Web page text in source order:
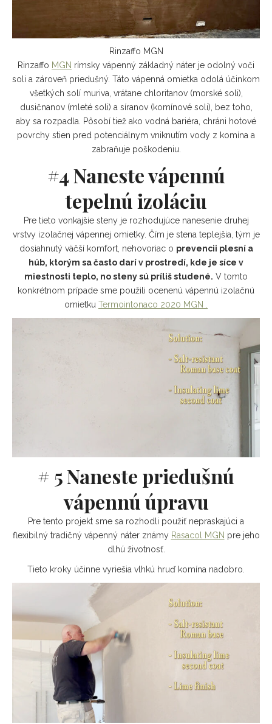
Rinzaffo MGN
Rinzaffo MGN rímsky vápenný základný náter je odolný voči
soli a zároveň priedušný. Táto vápenná omietka odolá účinkom
všetkých solí muriva, vrátane chloritanov (morské soli),
dusičnanov (mleté ​​soli) a síranov (komínové soli), bez toho,
aby sa rozpadla. Pôsobí tiež ako vodná bariéra, chráni hotové
povrchy stien pred potenciálnym vniknutím vody z komína a
zabraňuje poškodeniu.
#4 Naneste vápennú
tepelnú izoláciu
Pre tieto vonkajšie steny je rozhodujúce nanesenie druhej
vrstvy izolačnej vápennej omietky. Čím je stena teplejšia, tým je
dosiahnutý väčší komfort, nehovoriac o prevencii plesní a
húb, ktorým sa často darí v prostredí, kde je síce v
miestnosti teplo, no steny sú príliš studené. V tomto
konkrétnom prípade sme použili ocenenú vápennú izolačnú
omietku Termointonaco 2020 MGN .
# 5 Naneste priedušnú
vápennú úpravu
Pre tento projekt sme sa rozhodli použiť nepraskajúci a
flexibilný tradičný vápenný náter známy Rasacol MGN pre jeho
dlhú životnosť.
Tieto kroky účinne vyriešia vlhkú hruď komína nadobro.